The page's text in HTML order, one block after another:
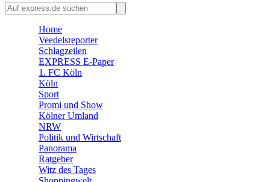
Home
Veedelsreporter
Schlagzeilen
EXPRESS E-Paper
1. FC Köln
Köln
Sport
Promi und Show
Kölner Umland
NRW
Politik und Wirtschaft
Panorama
Ratgeber
Witz des Tages